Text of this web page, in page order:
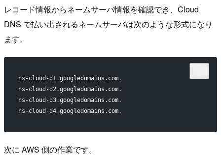
レコード情報からネームサーバ情報を確認でき、Cloud
DNS で払い出されるネームサーバは次のような形式になり
ます。
ns-cloud-d1.googledomains.com.
ns-cloud-d2.googledomains.com.
ns-cloud-d3.googledomains.com.
ns-cloud-d4.googledomains.com.
次に AWS 側の作業です。